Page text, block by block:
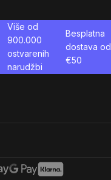
Više od
900.000
ostvarenih
narudžbi
Besplatna
dostava od
€50